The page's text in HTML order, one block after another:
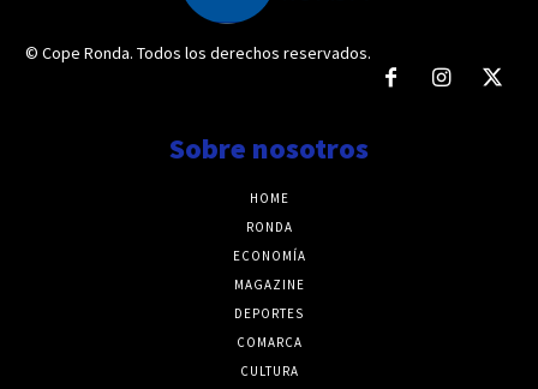
© Cope Ronda. Todos los derechos reservados.
Sobre nosotros
HOME
RONDA
ECONOMÍA
MAGAZINE
DEPORTES
COMARCA
CULTURA